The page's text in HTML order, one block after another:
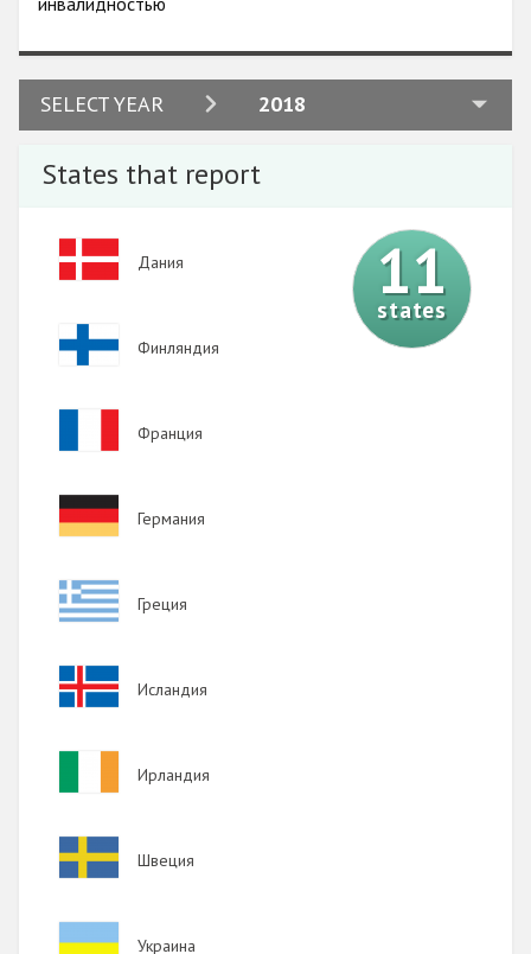
SELECT YEAR 2018
2024
States that report
Image
Дания
Image
Финляндия
Франция
Image
Германия
Image
Греция
Image
Исландия
Ирландия
Image
Швеция
Украина
11
states